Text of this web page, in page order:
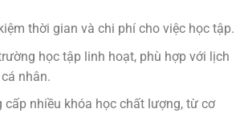
thời gian và chi phí cho việc học tập.
học tập linh hoạt, phù hợp với lịch
nhân.
cấp nhiều khóa học chất lượng, từ cơ